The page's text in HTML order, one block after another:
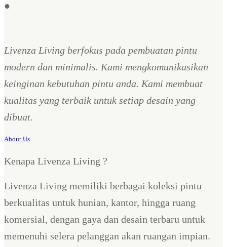
●
Livenza Living berfokus pada pembuatan pintu
modern dan minimalis. Kami mengkomunikasikan
keinginan kebutuhan pintu anda. Kami membuat
kualitas yang terbaik untuk setiap desain yang
dibuat.
About Us
Kenapa Livenza Living ?
Livenza Living memiliki berbagai koleksi pintu
berkualitas untuk hunian, kantor, hingga ruang
komersial, dengan gaya dan desain terbaru untuk
memenuhi selera pelanggan akan ruangan impian.